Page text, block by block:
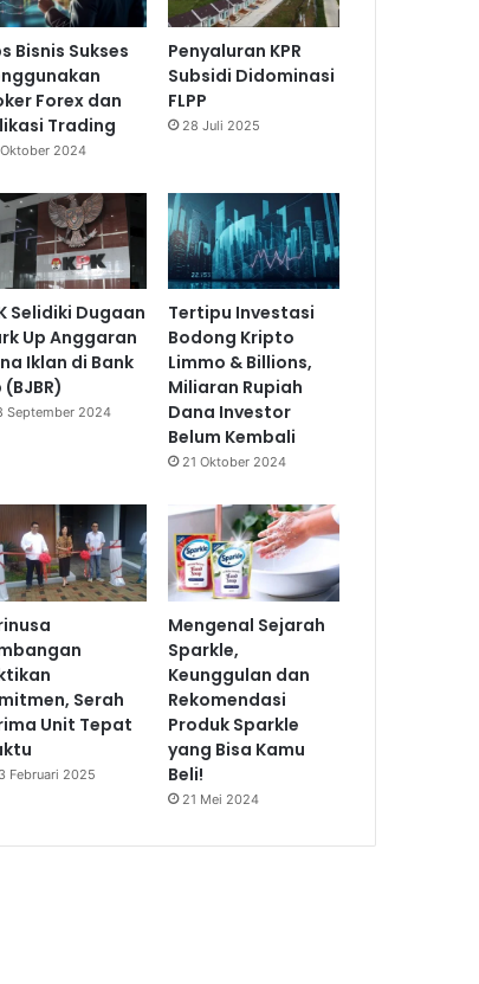
Bisnis Sukses
Forex dan
Trading
2024
Penyaluran KPR
Subsidi Didominasi
FLPP
28 Juli 2025
Selidiki Dugaan
Up Anggaran
Iklan di Bank
(BJBR)
September 2024
Tertipu Investasi
Bodong Kripto
Limmo & Billions,
Miliaran Rupiah
Dana Investor
Belum Kembali
21 Oktober 2024
Serah
Unit Tepat
Februari 2025
Mengenal Sejarah
Sparkle,
Keunggulan dan
Rekomendasi
Produk Sparkle
yang Bisa Kamu
Beli!
21 Mei 2024